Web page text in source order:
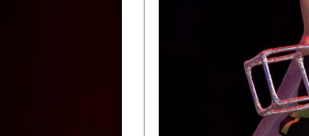
культуры
Народный цирковой
Григориопольского
Приднестровской
Народный цирковой
Слободзейского